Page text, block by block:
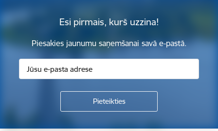
Esi pirmais, kurš uzzina!
Piesakies jaunumu saņemšanai savā e-pastā.